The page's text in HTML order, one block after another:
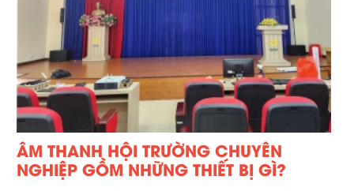
ÂM THANH HỘI TRƯỜNG CHUYÊN
NGHIỆP GỒM NHỮNG THIẾT BỊ GÌ?